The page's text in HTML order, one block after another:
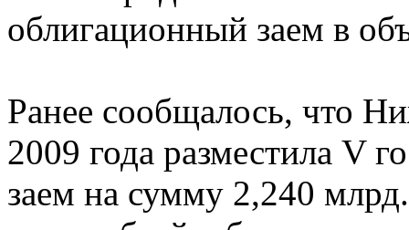
облигационный заем в
Ранее сообщалось, что
2009 года разместила V
заем на сумму 2,240